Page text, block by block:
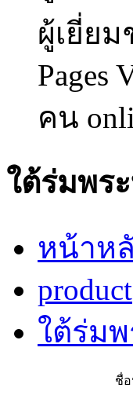
ผู้เยี่ย
Pages
คน
ใต้ร่มพร
หน้าห
product
ใต้ร่ม
ชื่